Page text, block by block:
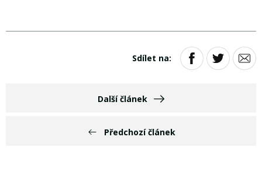
Předchozí článek
Sdílet na:
Další článek